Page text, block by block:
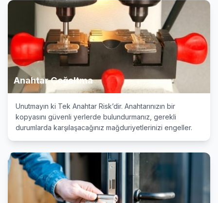
Anahtar Çoğaltma
Unutmayın ki Tek Anahtar Risk’dir. Anahtarınızın bir
kopyasını güvenli yerlerde bulundurmanız, gerekli
durumlarda karşılaşacağınız mağduriyetlerinizi engeller.